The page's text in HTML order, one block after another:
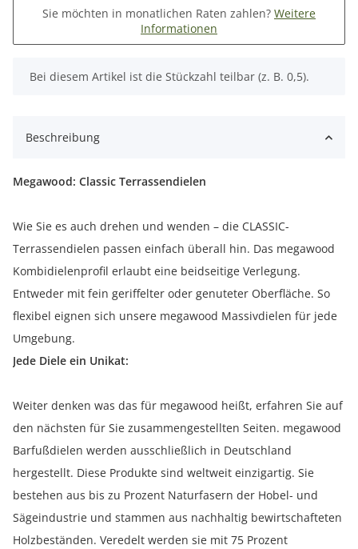
Sie möchten in monatlichen Raten zahlen? Weitere
Informationen
x
Bei diesem Artikel ist die Stückzahl teilbar (z. B. 0,5).
Beschreibung
Megawood: Classic Terrassendielen
Wie Sie es auch drehen und wenden – die CLASSIC-
Terrassendielen passen einfach überall hin. Das megawood
Kombidielenprofil erlaubt eine beidseitige Verlegung.
Entweder mit fein geriffelter oder genuteter Oberfläche. So
flexibel eignen sich unsere megawood Massivdielen für jede
Umgebung.
Jede Diele ein Unikat:
Weiter denken was das für megawood heißt, erfahren Sie auf
den nächsten für Sie zusammengestellten Seiten. megawood
Barfußdielen werden ausschließlich in Deutschland
hergestellt. Diese Produkte sind weltweit einzigartig. Sie
bestehen aus bis zu Prozent Naturfasern der Hobel- und
Sägeindustrie und stammen aus nachhaltig bewirtschafteten
Holzbeständen. Veredelt werden sie mit 75 Prozent